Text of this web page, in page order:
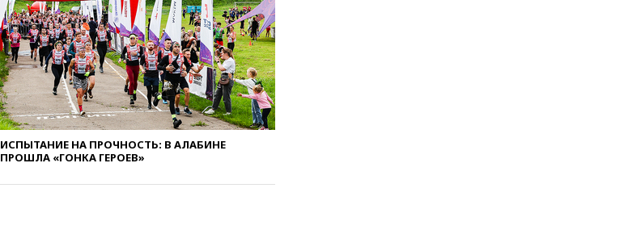
расследует серию
самоубийств своих служащих
17:00Сняты ограничения на
полеты в аэропорту
Геленджика
16:50В Братиславе загорелся
крупнейший НПЗ Slovnaft
16:45«Яблоко» подаст иск к
депутату Госдумы Алексею
ИСПЫТАНИЕ НА ПРОЧНОСТЬ: В АЛАБИНЕ
ПРОШЛА «ГОНКА ГЕРОЕВ»